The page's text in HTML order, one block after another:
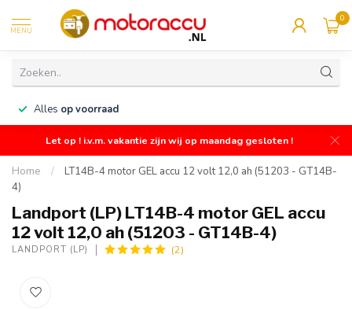
MENU
0
Alles op voorraad
Let op ! i.v.m. vakantie zijn wij op maandag gesloten !
Home /
LT14B-4 motor GEL accu 12 volt 12,0 ah (51203 - GT14B-
4)
Landport (LP) LT14B-4 motor GEL accu
12 volt 12,0 ah (51203 - GT14B-4)
LANDPORT (LP) (2)